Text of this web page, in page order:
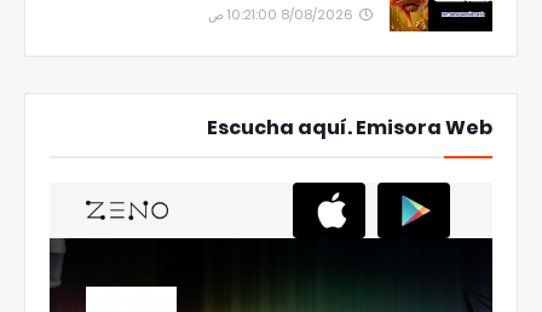
8/08/2026 10:21:00 ص
Escucha aquí. Emisora Web